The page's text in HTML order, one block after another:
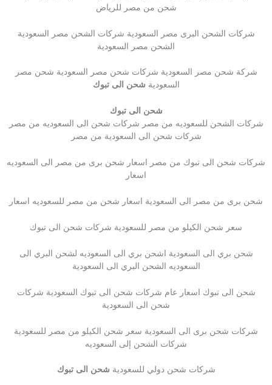
شحن من مصر للرياض
شركات الشحن البرى مصر السعودية شركات الشحن مصر السعودية
الشحن مصر السعودية
شركة شحن مصر السعودية شركات شحن مصر السعودية شحن مصر
السعودية شحن الى تبوك
شحن الى تبوك
شركات الشحن للسعوديه من مصر شركات شحن الى السعوديه من مصر
شركات شحن الى السعودية من مصر
شركات شحن الى تبوك من مصر اسعار شحن برى من مصر الى السعوديه
اسعار
شحن برى من مصر الى السعودية اسعار شحن من مصر للسعوديه اسعار
سعر شحن الكيلو من مصر للسعودية شركات شحن الى تبوك
شحن بري الى السعودية اشحن بري الى السعوديه لشحن البري الى
السعوديه الشحن البري الى السعودية
شحن الى تبوك اسعار عام شركات شحن الى تبوك السعودية شركات
شحن الى السعودية
شركات شحن برى الى السعودية سعر شحن الكيلو من مصر للسعودية
شركات الشحن إلى السعوديه
شركات شحن دولي للسعودية شحن الى تبوك